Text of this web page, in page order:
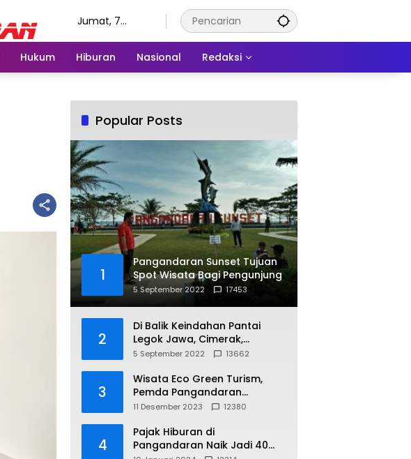
Jumat, 7
Hukum Hiburan Nasional Redaksi
Popular Posts
1
Pangandaran Sunset Tujuan
Spot Wisata Bagi Pengunjung
5 September 2022 17453
2
Di Balik Keindahan Pantai
Legok Jawa, Cimerak,
Pangandaran
5 September 2022 13662
3
Wisata Eco Green Turism,
Pemda Pangandaran
Gandeng PLN
11 Desember 2023 12380
4
Pajak Hiburan di
Pangandaran Naik Jadi 40